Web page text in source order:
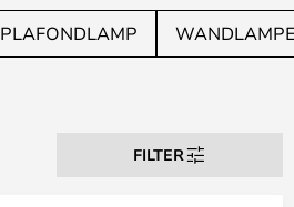
PLAFONDLAMP
FILTER